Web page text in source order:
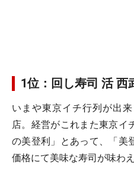
1位：回し寿司 活 西
いまや東京イチ行列が出
店。経営がこれまた東京イ
の美登利」とあって、「美
価格にて美味な寿司が味わえ